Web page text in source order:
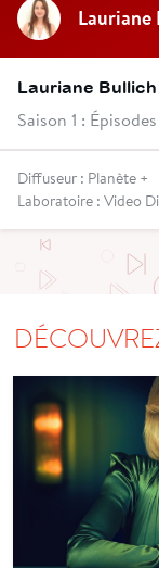
Lauriane
Lauriane Bullich
Saison 1 :
Diffuseur : Planète +
Laboratoire : Video